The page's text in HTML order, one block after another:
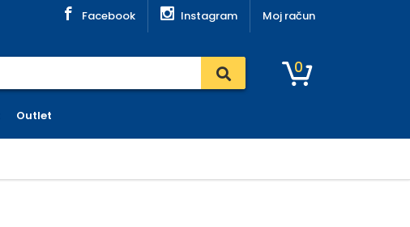
Facebook Instagram Moj račun
0
Outlet